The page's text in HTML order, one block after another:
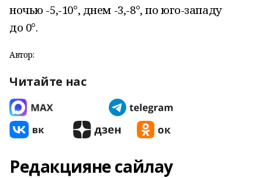
ночью -5,-10°, днем -3,-8°, по юго-западу
до 0°.
Автор:
Читайте нас
Редакцияне сайлау